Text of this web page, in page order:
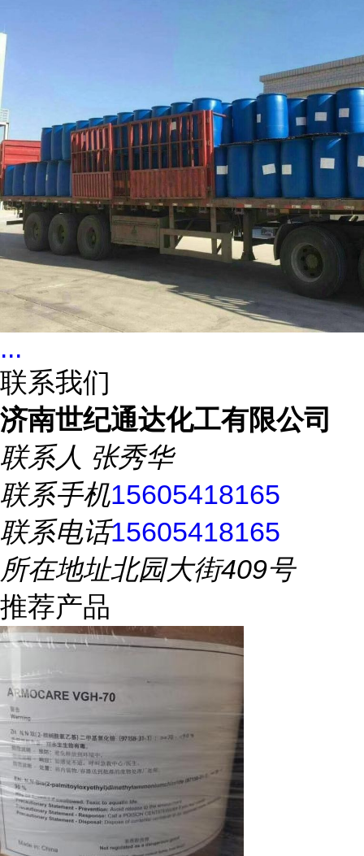
...
联系我们
济南世纪通达化工有限公司
联系人 张秀华
联系手机15605418165
联系电话15605418165
所在地址北园大街409号
推荐产品